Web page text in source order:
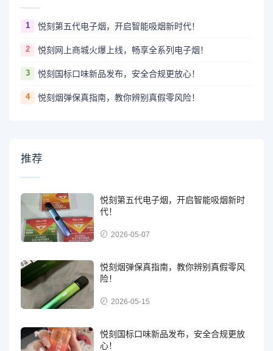
1 悦刻第五代电子烟，开启智能吸烟新时代！
2 悦刻网上商城火爆上线，畅享全系列电子烟！
3 悦刻国标口味新品发布，安全合规更放心！
4 悦刻烟弹保真指南，教你辨别真假零风险！
推荐
悦刻第五代电子烟，开启智能吸烟新时
代！
2026-05-07
悦刻烟弹保真指南，教你辨别真假零风
险！
2026-05-15
悦刻国标口味新品发布，安全合规更放
心！